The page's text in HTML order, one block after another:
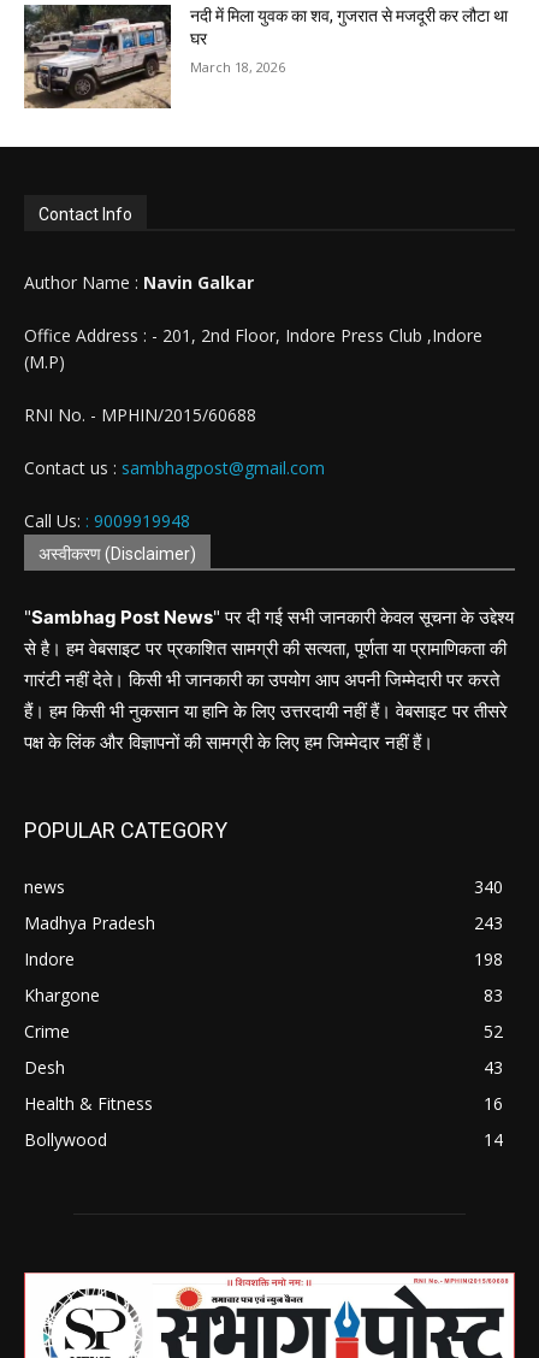
नदी में मिला युवक का शव, गुजरात से मजदूरी कर लौटा था
घर
March 18, 2026
Contact Info
Author Name : Navin Galkar
Office Address : - 201, 2nd Floor, Indore Press Club ,Indore
(M.P)
RNI No. - MPHIN/2015/60688
Contact us : sambhagpost@gmail.com
Call Us: : 9009919948
अस्वीकरण (Disclaimer)
"Sambhag Post News" पर दी गई सभी जानकारी केवल सूचना के उद्देश्य
से है। हम वेबसाइट पर प्रकाशित सामग्री की सत्यता, पूर्णता या प्रामाणिकता की
गारंटी नहीं देते। किसी भी जानकारी का उपयोग आप अपनी जिम्मेदारी पर करते
हैं। हम किसी भी नुकसान या हानि के लिए उत्तरदायी नहीं हैं। वेबसाइट पर तीसरे
पक्ष के लिंक और विज्ञापनों की सामग्री के लिए हम जिम्मेदार नहीं हैं।
POPULAR CATEGORY
news
340
Madhya Pradesh
243
Indore
198
Khargone
83
Crime
52
Desh
43
Health & Fitness
16
Bollywood
14